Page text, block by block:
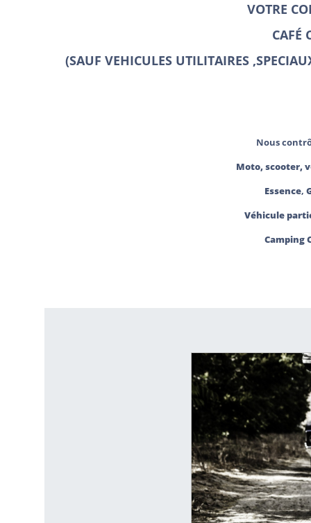
VOTRE
CAFÉ
(SAUF VEHICULES UTILITAIRES
Nous
Moto, scooter,
Essence,
Véhicule
Camping